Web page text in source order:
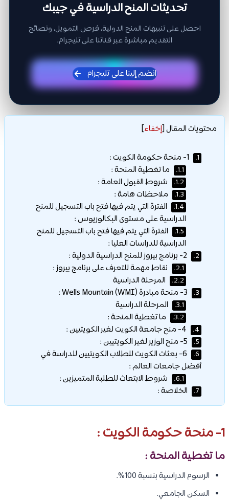
تحديثات المنح الدراسية في جيبك
احصل على تنبيهات المنح الدولية، فرص التمويل، ونصائح
التقديم مباشرة عبر قناتنا على تليجرام.
انضم إلينا على تليجرام
محتويات المقال[إخفاء]
1.
1.1. ما تغطية المنحة :
1.2. شروط القبول العامة :
1.3. ملاحظات هامة :
1.4.
الفترة التي يتم فيها فتح باب التسجيل للمنح
الدراسية على مستوى البكالوريوس :
1.5.
الفترة التي يتم فيها فتح باب التسجيل للمنح
الدراسية للدراسات العليا :
2.
2.1. نقاط مهمة للتعرف على برنامج بيروز :
2.2. المرحلة الدراسية
3.
3.1. المرحلة الدراسية
3.2. ما تغطية المنحة :
4.
5.
6.
6- بعثات الكويت للطلاب الكويتيين للدراسة في
أفضل جامعات العالم :
6.1. شروط الابتعاث للطلبة المتميزين :
7. الخلاصة :
1- منحة حكومة الكويت :
ما تغطية المنحة :
الرسوم الدراسية بنسبة 100%.
السكن الجامعي.